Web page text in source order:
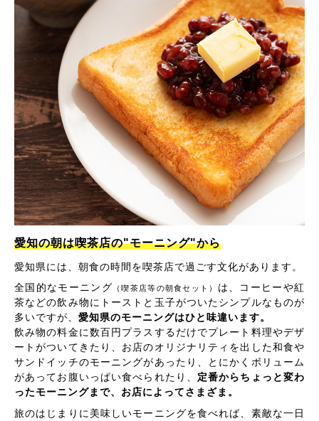
愛知の朝は喫茶店の"モーニング"から
愛知県には、朝食の時間を喫茶店で過ごす文化があります。
全国的なモーニング （喫茶店等の朝食セット）
は、コーヒーや紅
茶などの飲み物にトーストと玉子がついたシンプルなものが
多いですが、 愛知県のモーニングはひと味違います。
飲み物の料金に数百円プラスするだけでプレート料理やデザ
ートがついてきたり、お店のオリジナリティを出した和食や
サンドイッチのモーニングがあったり、とにかくボリューム
があってお腹いっぱい食べられたり、 定番からちょっと変わ
ったモーニングまで、お店によってさまざま。
旅のはじまりに美味しいモーニングを食べれば、素敵な一日